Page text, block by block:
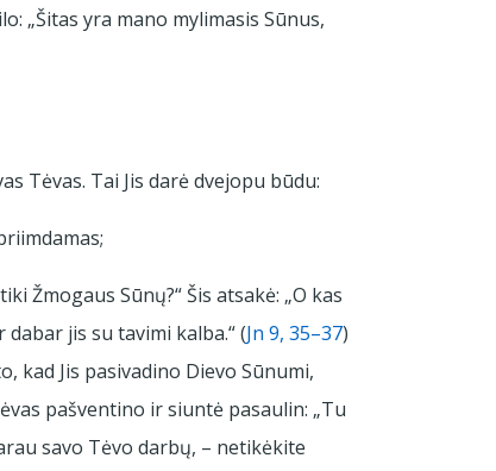
„Šitas yra mano mylimasis Sūnus,
Tėvas. Tai Jis darė dvejopu būdu:
Žmogaus Sūnų?“ Šis atsakė: „O kas
dabar jis su tavimi kalba.“ (Jn 9, 35–37)
kad Jis pasivadino Dievo Sūnumi,
pašventino ir siuntė pasaulin: „Tu
savo Tėvo darbų, – netikėkite